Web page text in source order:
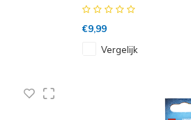
€9,99
Vergelijk